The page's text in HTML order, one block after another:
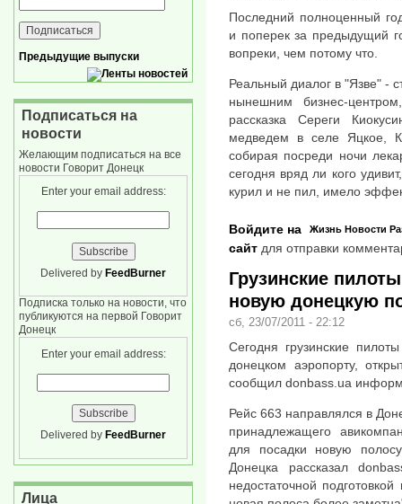
Последний полноценный
и поперек за предыдущий
вопреки, чем потому что.
Реальный диалог в "Язве" -
нынешним бизнес-
рассказка Сереги
медведем в селе Яцкое,
собирая посреди ночи
сегодня вряд ли кого
курил и не пил, имело
Жизнь Новости
Войдите на
сайт для отправки
Грузинские
новую донецкую
сб, 23/07/2011 - 22:12
Сегодня грузинские
донецком аэропорту,
сообщил donbass.ua
Рейс 663 направлялся в
принадлежащего
для посадки новую
Донецка рассказал
недостаточной
Предыдущие выпуски
Подписаться на
новости
Желающим подписаться на все
новости Говорит Донецк
Enter your email address:
Delivered by FeedBurner
Подписка только на новости, что
публикуются на первой Говорит
Донецк
Enter your email address:
Delivered by FeedBurner
Лица